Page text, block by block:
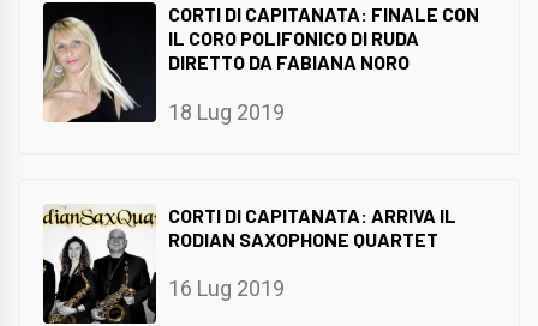
CORTI DI CAPITANATA: FINALE CON
IL CORO POLIFONICO DI RUDA
DIRETTO DA FABIANA NORO
18 Lug 2019
CORTI DI CAPITANATA: ARRIVA IL
RODIAN SAXOPHONE QUARTET
16 Lug 2019